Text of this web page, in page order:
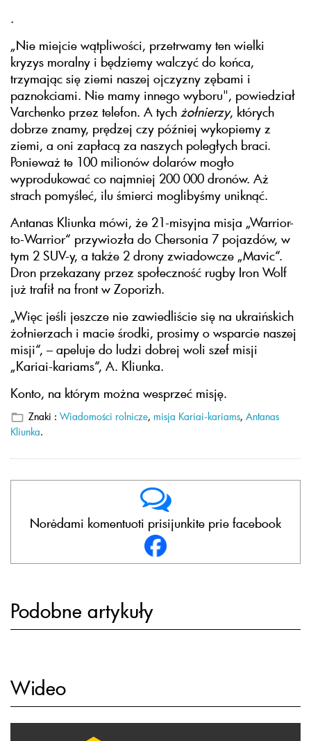
.
„Nie miejcie wątpliwości, przetrwamy ten wielki
kryzys moralny i będziemy walczyć do końca,
trzymając się ziemi naszej ojczyzny zębami i
paznokciami. Nie mamy innego wyboru", powiedział
Varchenko przez telefon. A tych żołnierzy, których
dobrze znamy, prędzej czy później wykopiemy z
ziemi, a oni zapłacą za naszych poległych braci.
Ponieważ te 100 milionów dolarów mogło
wyprodukować co najmniej 200 000 dronów. Aż
strach pomyśleć, ilu śmierci moglibyśmy uniknąć.
Antanas Kliunka mówi, że 21-misyjna misja „Warrior-
to-Warrior“ przywiozła do Chersonia 7 pojazdów, w
tym 2 SUV-y, a także 2 drony zwiadowcze „Mavic“.
Dron przekazany przez społeczność rugby Iron Wolf
już trafił na front w Zoporizh.
„Więc jeśli jeszcze nie zawiedliście się na ukraińskich
żołnierzach i macie środki, prosimy o wsparcie naszej
misji“, – apeluje do ludzi dobrej woli szef misji
„Kariai-kariams“, A. Kliunka.
Konto, na którym można wesprzeć misję.
Znaki : Wiadomości rolnicze, misja Kariai-kariams, Antanas
Kliunka.
Norėdami komentuoti prisijunkite prie facebook
Podobne artykuły
Wideo